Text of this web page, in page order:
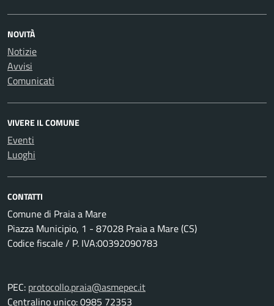
NOVITÀ
Notizie
Avvisi
Comunicati
VIVERE IL COMUNE
Eventi
Luoghi
CONTATTI
Comune di Praia a Mare
Piazza Municipio, 1 - 87028 Praia a Mare (CS)
Codice fiscale / P. IVA:00392090783
PEC: protocollo.praia@asmepec.it
Centralino unico: 0985 72353